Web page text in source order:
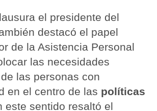
el presidente del
destacó el papel
de la Asistencia Personal
las necesidades
las personas con
en el centro de las políticas
este sentido resaltó el